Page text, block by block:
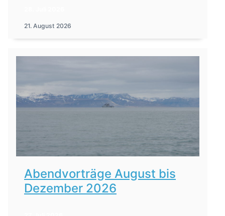
21. August 2026
Abendvorträge August bis
Dezember 2026